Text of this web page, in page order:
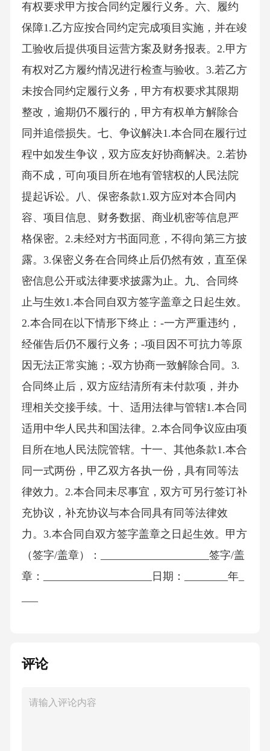
有权要求甲方按合同约定履行义务。六、履约
保障1.乙方应按合同约定完成项目实施，并在竣
工验收后提供项目运营方案及财务报表。2.甲方
有权对乙方履约情况进行检查与验收。3.若乙方
未按合同约定履行义务，甲方有权要求其限期
整改，逾期仍不履行的，甲方有权单方解除合
同并追偿损失。七、争议解决1.本合同在履行过
程中如发生争议，双方应友好协商解决。2.若协
商不成，可向项目所在地有管辖权的人民法院
提起诉讼。八、保密条款1.双方应对本合同内
容、项目信息、财务数据、商业机密等信息严
格保密。2.未经对方书面同意，不得向第三方披
露。3.保密义务在合同终止后仍然有效，直至保
密信息公开或法律要求披露为止。九、合同终
止与生效1.本合同自双方签字盖章之日起生效。
2.本合同在以下情形下终止：-一方严重违约，
经催告后仍不履行义务；-项目因不可抗力等原
因无法正常实施；-双方协商一致解除合同。3.
合同终止后，双方应结清所有未付款项，并办
理相关交接手续。十、适用法律与管辖1.本合同
适用中华人民共和国法律。2.本合同争议应由项
目所在地人民法院管辖。十一、其他条款1.本合
同一式两份，甲乙双方各执一份，具有同等法
律效力。2.本合同未尽事宜，双方可另行签订补
充协议，补充协议与本合同具有同等法律效
力。3.本合同自双方签字盖章之日起生效。甲方
（签字/盖章）：____________________签字/盖
章：____________________日期：________年_
评论